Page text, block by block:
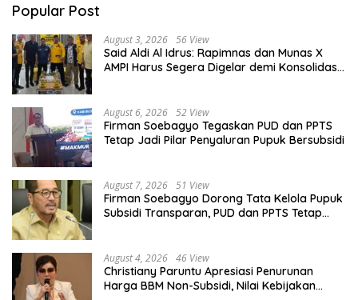
Popular Post
August 3, 2026 56 View
Said Aldi Al Idrus: Rapimnas dan Munas X
AMPI Harus Segera Digelar demi Konsolidasi
August 6, 2026 52 View
Firman Soebagyo Tegaskan PUD dan PPTS
Tetap Jadi Pilar Penyaluran Pupuk Bersubsidi
August 7, 2026 51 View
Firman Soebagyo Dorong Tata Kelola Pupuk
Subsidi Transparan, PUD dan PPTS Tetap
August 4, 2026 46 View
Christiany Paruntu Apresiasi Penurunan
Harga BBM Non-Subsidi, Nilai Kebijakan